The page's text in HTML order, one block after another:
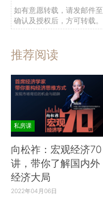
如有意愿转载，请发邮件至
确认及授权后，方可转载。
推荐阅读
私房课
向松祚：宏观经济70
讲，带你了解国内外
经济大局
2022年04月06日